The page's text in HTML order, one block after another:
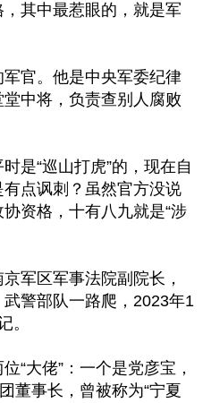
其中最惹眼的，就是军
官。他是中央军委纪律
中将，负责查别人腐败
是“巡山打虎”的，现在自
点讽刺？虽然官方没说
资格，十有八九就是“涉
军区军事法院副院长，
警部队一路爬，2023年1
。
“大佬”：一个是党彦宝，
董事长，曾被称为“宁夏